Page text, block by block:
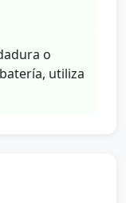
o
utiliza